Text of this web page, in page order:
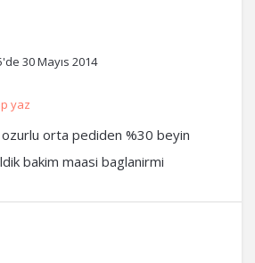
30 Mayıs 2014
yaz
orta pediden %30 beyin
bakim maasi baglanirmi